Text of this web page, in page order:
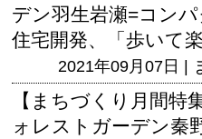
デン羽生岩瀬=コン
住宅開発、「歩いて
2021年09月07日 |
【まちづくり月間特
ォレストガーデン秦